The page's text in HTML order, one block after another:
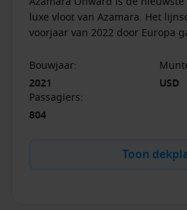
luxe vloot van Azamara. Het
voorjaar van 2022 door Europa
Bouwjaar:
2021
USD
Passagiers:
804
Toon